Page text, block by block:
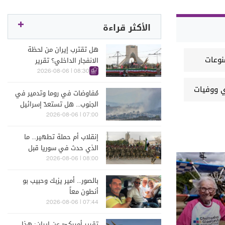
ووفيات
الأكثر قراءة
هل تقترب إيران من لحظة
الانفجار الداخلي؟ تقرير
اسرائيلي يكشف الكواليس
08:30 | 2026-08-06
مُفاوضات في روما وتدمير في
الجنوب... هل تستعدّ إسرائيل
للحرب؟
07:00 | 2026-08-06
إنقلاب أم حملة تطهير... ما
الذي حدث في سوريا قبل
يومين؟
08:00 | 2026-08-06
بالصور... أمير يزبك وحبيب بو
أنطون معاً
07:44 | 2026-08-06